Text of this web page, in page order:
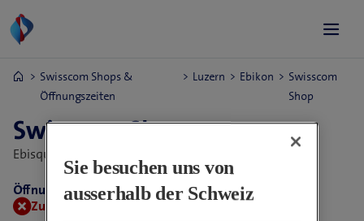
Swisscom Shops &
Öffnungszeiten
Luzern Ebikon
Swisscom
Shop
Swisscom Shop
Ebisquare-Str. 1,
Öffnungszeiten:
Zurzeit geschlossen.
Öffnet morgen um 09:00
Sie besuchen uns von
ausserhalb der Schweiz